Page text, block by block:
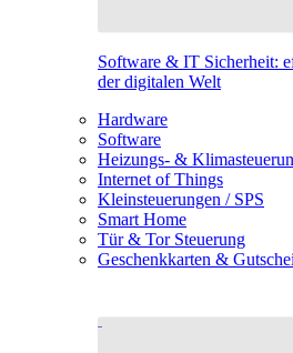
Software & IT Sicherheit:
der digitalen Welt
Hardware
Software
Heizungs- &
Internet of Things
Kleinsteuerungen / SPS
Smart Home
Tür & Tor Steuerung
Geschenkkarten &